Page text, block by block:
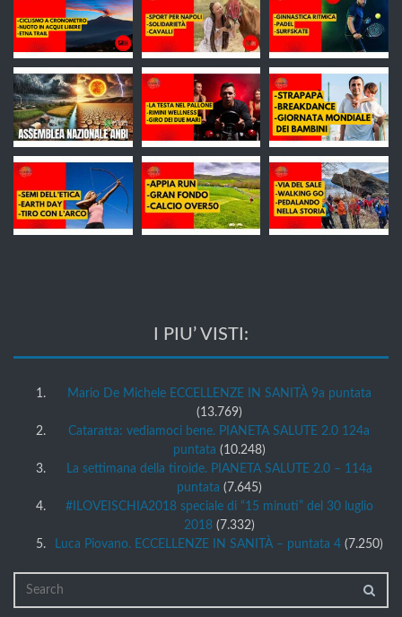
I PIU’ VISTI:
Mario De Michele ECCELLENZE IN SANITÀ 9a puntata
(13.769)
Cataratta: vediamoci bene. PIANETA SALUTE 2.0 124a
puntata (10.248)
La settimana della tiroide. PIANETA SALUTE 2.0 – 114a
puntata (7.645)
#ILOVEISCHIA2018 speciale di “15 minuti” del 30 luglio
2018 (7.332)
Luca Piovano. ECCELLENZE IN SANITÀ – puntata 4 (7.250)